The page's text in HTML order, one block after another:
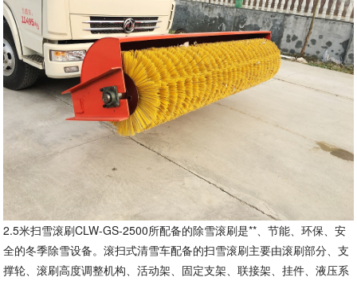
2.5米扫雪滚刷CLW-GS-2500所配备的除雪滚刷是**、节能、环保、安
全的冬季除雪设备。滚扫式清雪车配备的扫雪滚刷主要由滚刷部分、支
撑轮、滚刷高度调整机构、活动架、固定支架、联接架、挂件、液压系